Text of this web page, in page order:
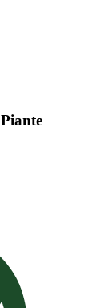
Piante